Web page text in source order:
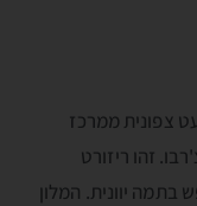
צפונית ממרכז
זהו ריזורט
בתמה יוונית. המלון